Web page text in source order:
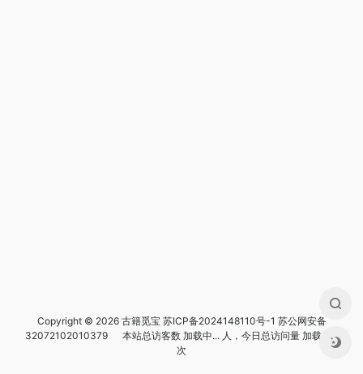
Copyright © 2026 古籍觅宝 苏ICP备2024148110号-1 苏公网安备
32072102010379
本站总访客数 加载中...人，今日总访问量 加载中...
次